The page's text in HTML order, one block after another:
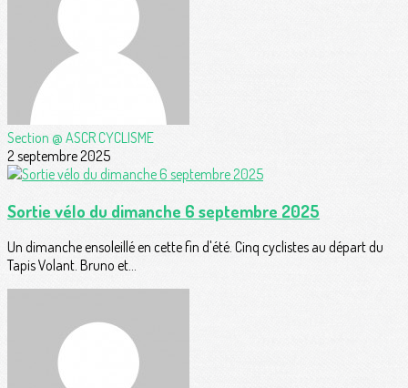
Section @ ASCR CYCLISME
2 septembre 2025
Sortie vélo du dimanche 6 septembre 2025
Un dimanche ensoleillé en cette fin d'été. Cinq cyclistes au départ du
Tapis Volant. Bruno et...